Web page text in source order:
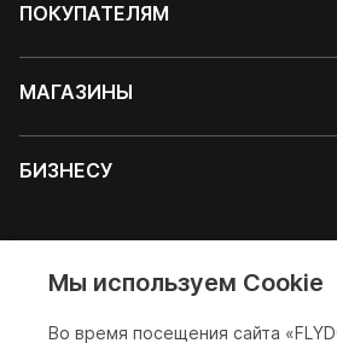
ПОКУПАТЕЛЯМ
МАГАЗИНЫ
БИЗНЕСУ
Красноярск
Мы используем Cookie
Во время посещения сайта